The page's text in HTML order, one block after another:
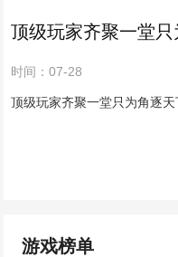
顶级玩家齐聚一堂只
时间：07-28
顶级玩家齐聚一堂只为角逐天
游戏榜单